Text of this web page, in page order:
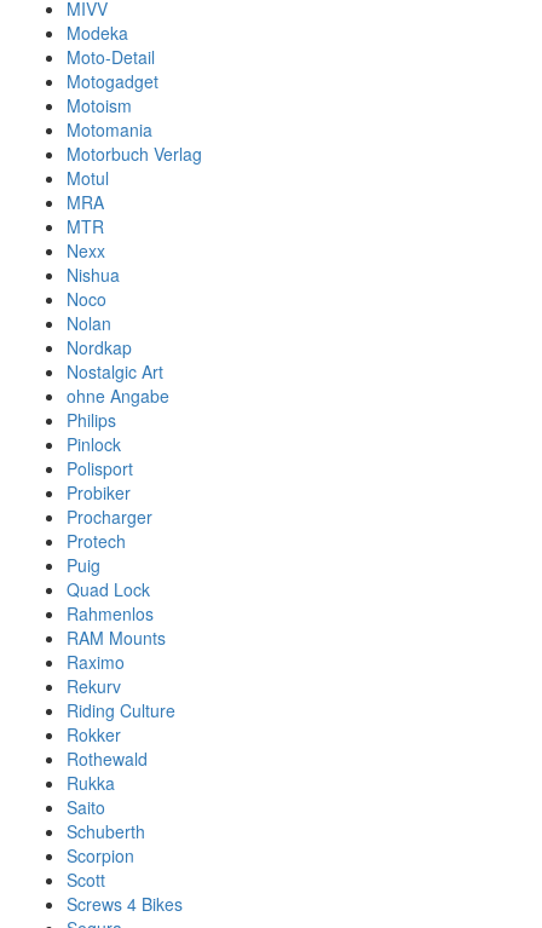
MIVV
Modeka
Moto-Detail
Motogadget
Motoism
Motomania
Motorbuch Verlag
Motul
MRA
MTR
Nexx
Nishua
Noco
Nolan
Nordkap
Nostalgic Art
ohne Angabe
Philips
Pinlock
Polisport
Probiker
Procharger
Protech
Puig
Quad Lock
Rahmenlos
RAM Mounts
Raximo
Rekurv
Riding Culture
Rokker
Rothewald
Rukka
Saito
Schuberth
Scorpion
Scott
Screws 4 Bikes